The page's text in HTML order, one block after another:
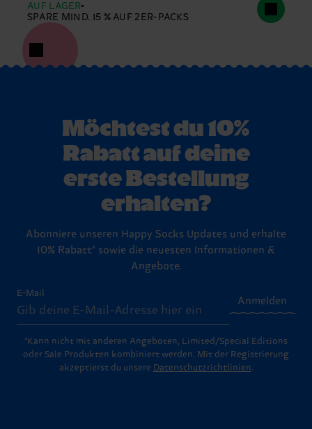
AUF LAGER
SPARE MIND. 15 % AUF 2ER-PACKS
Möchtest du 10%
Rabatt auf deine
erste Bestellung
erhalten?
Abonniere unseren Happy Socks Updates und erhalte
10% Rabatt* sowie die neuesten Informationen &
Angebote.
E-Mail
Anmelden
*Kann nicht mit anderen Angeboten, Limited/Special Editions
oder Sale Produkten kombiniert werden. Mit der Registrierung
akzeptierst du unsere Datenschutzrichtlinien.